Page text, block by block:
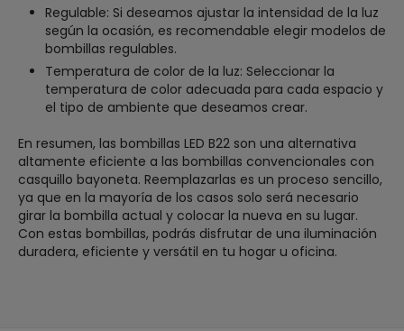
Regulable: Si deseamos ajustar la intensidad de la luz
según la ocasión, es recomendable elegir modelos de
bombillas regulables.
Temperatura de color de la luz: Seleccionar la
temperatura de color adecuada para cada espacio y
el tipo de ambiente que deseamos crear.
En resumen, las bombillas LED B22 son una alternativa
altamente eficiente a las bombillas convencionales con
casquillo bayoneta. Reemplazarlas es un proceso sencillo,
ya que en la mayoría de los casos solo será necesario
girar la bombilla actual y colocar la nueva en su lugar.
Con estas bombillas, podrás disfrutar de una iluminación
duradera, eficiente y versátil en tu hogar u oficina.